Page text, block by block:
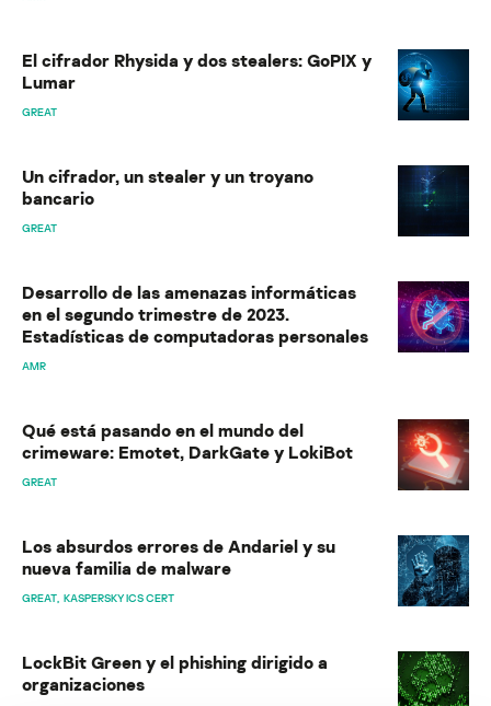
El cifrador Rhysida y dos stealers: GoPIX y
Lumar
GREAT
Un cifrador, un stealer y un troyano
bancario
GREAT
Desarrollo de las amenazas informáticas
en el segundo trimestre de 2023.
Estadísticas de computadoras personales
AMR
Qué está pasando en el mundo del
crimeware: Emotet, DarkGate y LokiBot
GREAT
Los absurdos errores de Andariel y su
nueva familia de malware
GREAT KASPERSKY ICS CERT
LockBit Green y el phishing dirigido a
organizaciones